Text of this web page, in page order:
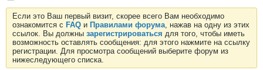
Если это Ваш первый визит, скорее всего Вам необходимо
ознакомится с FAQ и Правилами форума, нажав на одну из этих
ссылок. Вы должны зарегистрироваться для того, чтобы иметь
возможность оставлять сообщения: для этого нажмите на ссылку
регистрации. Для просмотра сообщений выберите форум из
нижеследующего списка.